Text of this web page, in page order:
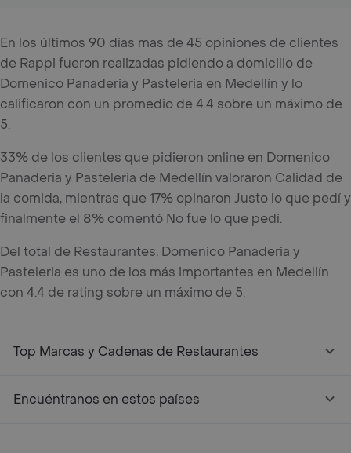
En los últimos 90 días mas de 45 opiniones de clientes
de Rappi fueron realizadas pidiendo a domicilio de
Domenico Panaderia y Pasteleria en Medellín y lo
calificaron con un promedio de 4.4 sobre un máximo de
5.
33% de los clientes que pidieron online en Domenico
Panaderia y Pasteleria de Medellín valoraron Calidad de
la comida, mientras que 17% opinaron Justo lo que pedí y
finalmente el 8% comentó No fue lo que pedí.
Del total de Restaurantes, Domenico Panaderia y
Pasteleria es uno de los más importantes en Medellín
con 4.4 de rating sobre un máximo de 5.
Top Marcas y Cadenas de Restaurantes
Encuéntranos en estos países